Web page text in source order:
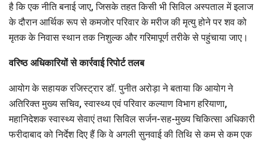
है कि एक नीति बनाई जाए, जिसके तहत किसी भी सिविल अस्पताल में इलाज
के दौरान आर्थिक रूप से कमजोर परिवार के मरीज की मृत्यु होने पर शव को
मृतक के निवास स्थान तक निशुल्क और गरिमापूर्ण तरीके से पहुंचाया जाए।
वरिष्ठ अधिकारियों से कार्रवाई रिपोर्ट तलब
आयोग के सहायक रजिस्ट्रार डॉ. पुनीत अरोड़ा ने बताया कि आयोग ने
अतिरिक्त मुख्य सचिव, स्वास्थ्य एवं परिवार कल्याण विभाग हरियाणा,
महानिदेशक स्वास्थ्य सेवाएं तथा सिविल सर्जन-सह-मुख्य चिकित्सा अधिकारी
फरीदाबाद को निर्देश दिए हैं कि वे अगली सुनवाई की तिथि से कम से कम एक